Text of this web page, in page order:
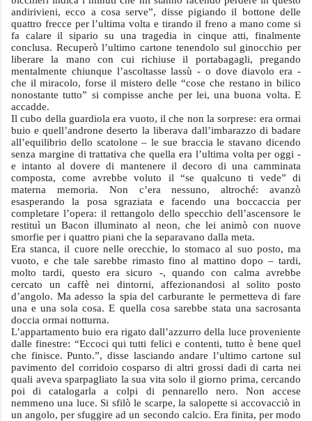
andirivieni, ecco a cosa serve”, disse pigiando il bottone delle
quattro frecce per l’ultima volta e tirando il freno a mano come si
fa calare il sipario su una tragedia in cinque atti, finalmente
conclusa. Recuperò l’ultimo cartone tenendolo sul ginocchio per
liberare la mano con cui richiuse il portabagagli, pregando
mentalmente chiunque l’ascoltasse lassù - o dove diavolo era -
che il miracolo, forse il mistero delle “cose che restano in bilico
nonostante tutto” si compisse anche per lei, una buona volta. E
accadde.
Il cubo della guardiola era vuoto, il che non la sorprese: era ormai
buio e quell’androne deserto la liberava dall’imbarazzo di badare
all’equilibrio dello scatolone – le sue braccia le stavano dicendo
senza margine di trattativa che quella era l’ultima volta per oggi -
e intanto al dovere di mantenere il decoro di una camminata
composta, come avrebbe voluto il “se qualcuno ti vede” di
materna memoria. Non c’era nessuno, altroché: avanzò
esasperando la posa sgraziata e facendo una boccaccia per
completare l’opera: il rettangolo dello specchio dell’ascensore le
restituì un Bacon illuminato al neon, che lei animò con nuove
smorfie per i quattro piani che la separavano dalla meta.
Era stanca, il cuore nelle orecchie, lo stomaco al suo posto, ma
vuoto, e che tale sarebbe rimasto fino al mattino dopo – tardi,
molto tardi, questo era sicuro -, quando con calma avrebbe
cercato un caffè nei dintorni, affezionandosi al solito posto
d’angolo. Ma adesso la spia del carburante le permetteva di fare
una e una sola cosa. E quella cosa sarebbe stata una sacrosanta
doccia ormai notturna.
L’appartamento buio era rigato dall’azzurro della luce proveniente
dalle finestre: “Eccoci qui tutti felici e contenti, tutto è bene quel
che finisce. Punto.”, disse lasciando andare l’ultimo cartone sul
pavimento del corridoio cosparso di altri grossi dadi di carta nei
quali aveva sparpagliato la sua vita solo il giorno prima, cercando
poi di catalogarla a colpi di pennarello nero. Non accese
nemmeno una luce. Si sfilò le scarpe, la salopette si accovacciò in
un angolo, per sfuggire ad un secondo calcio. Era finita, per modo